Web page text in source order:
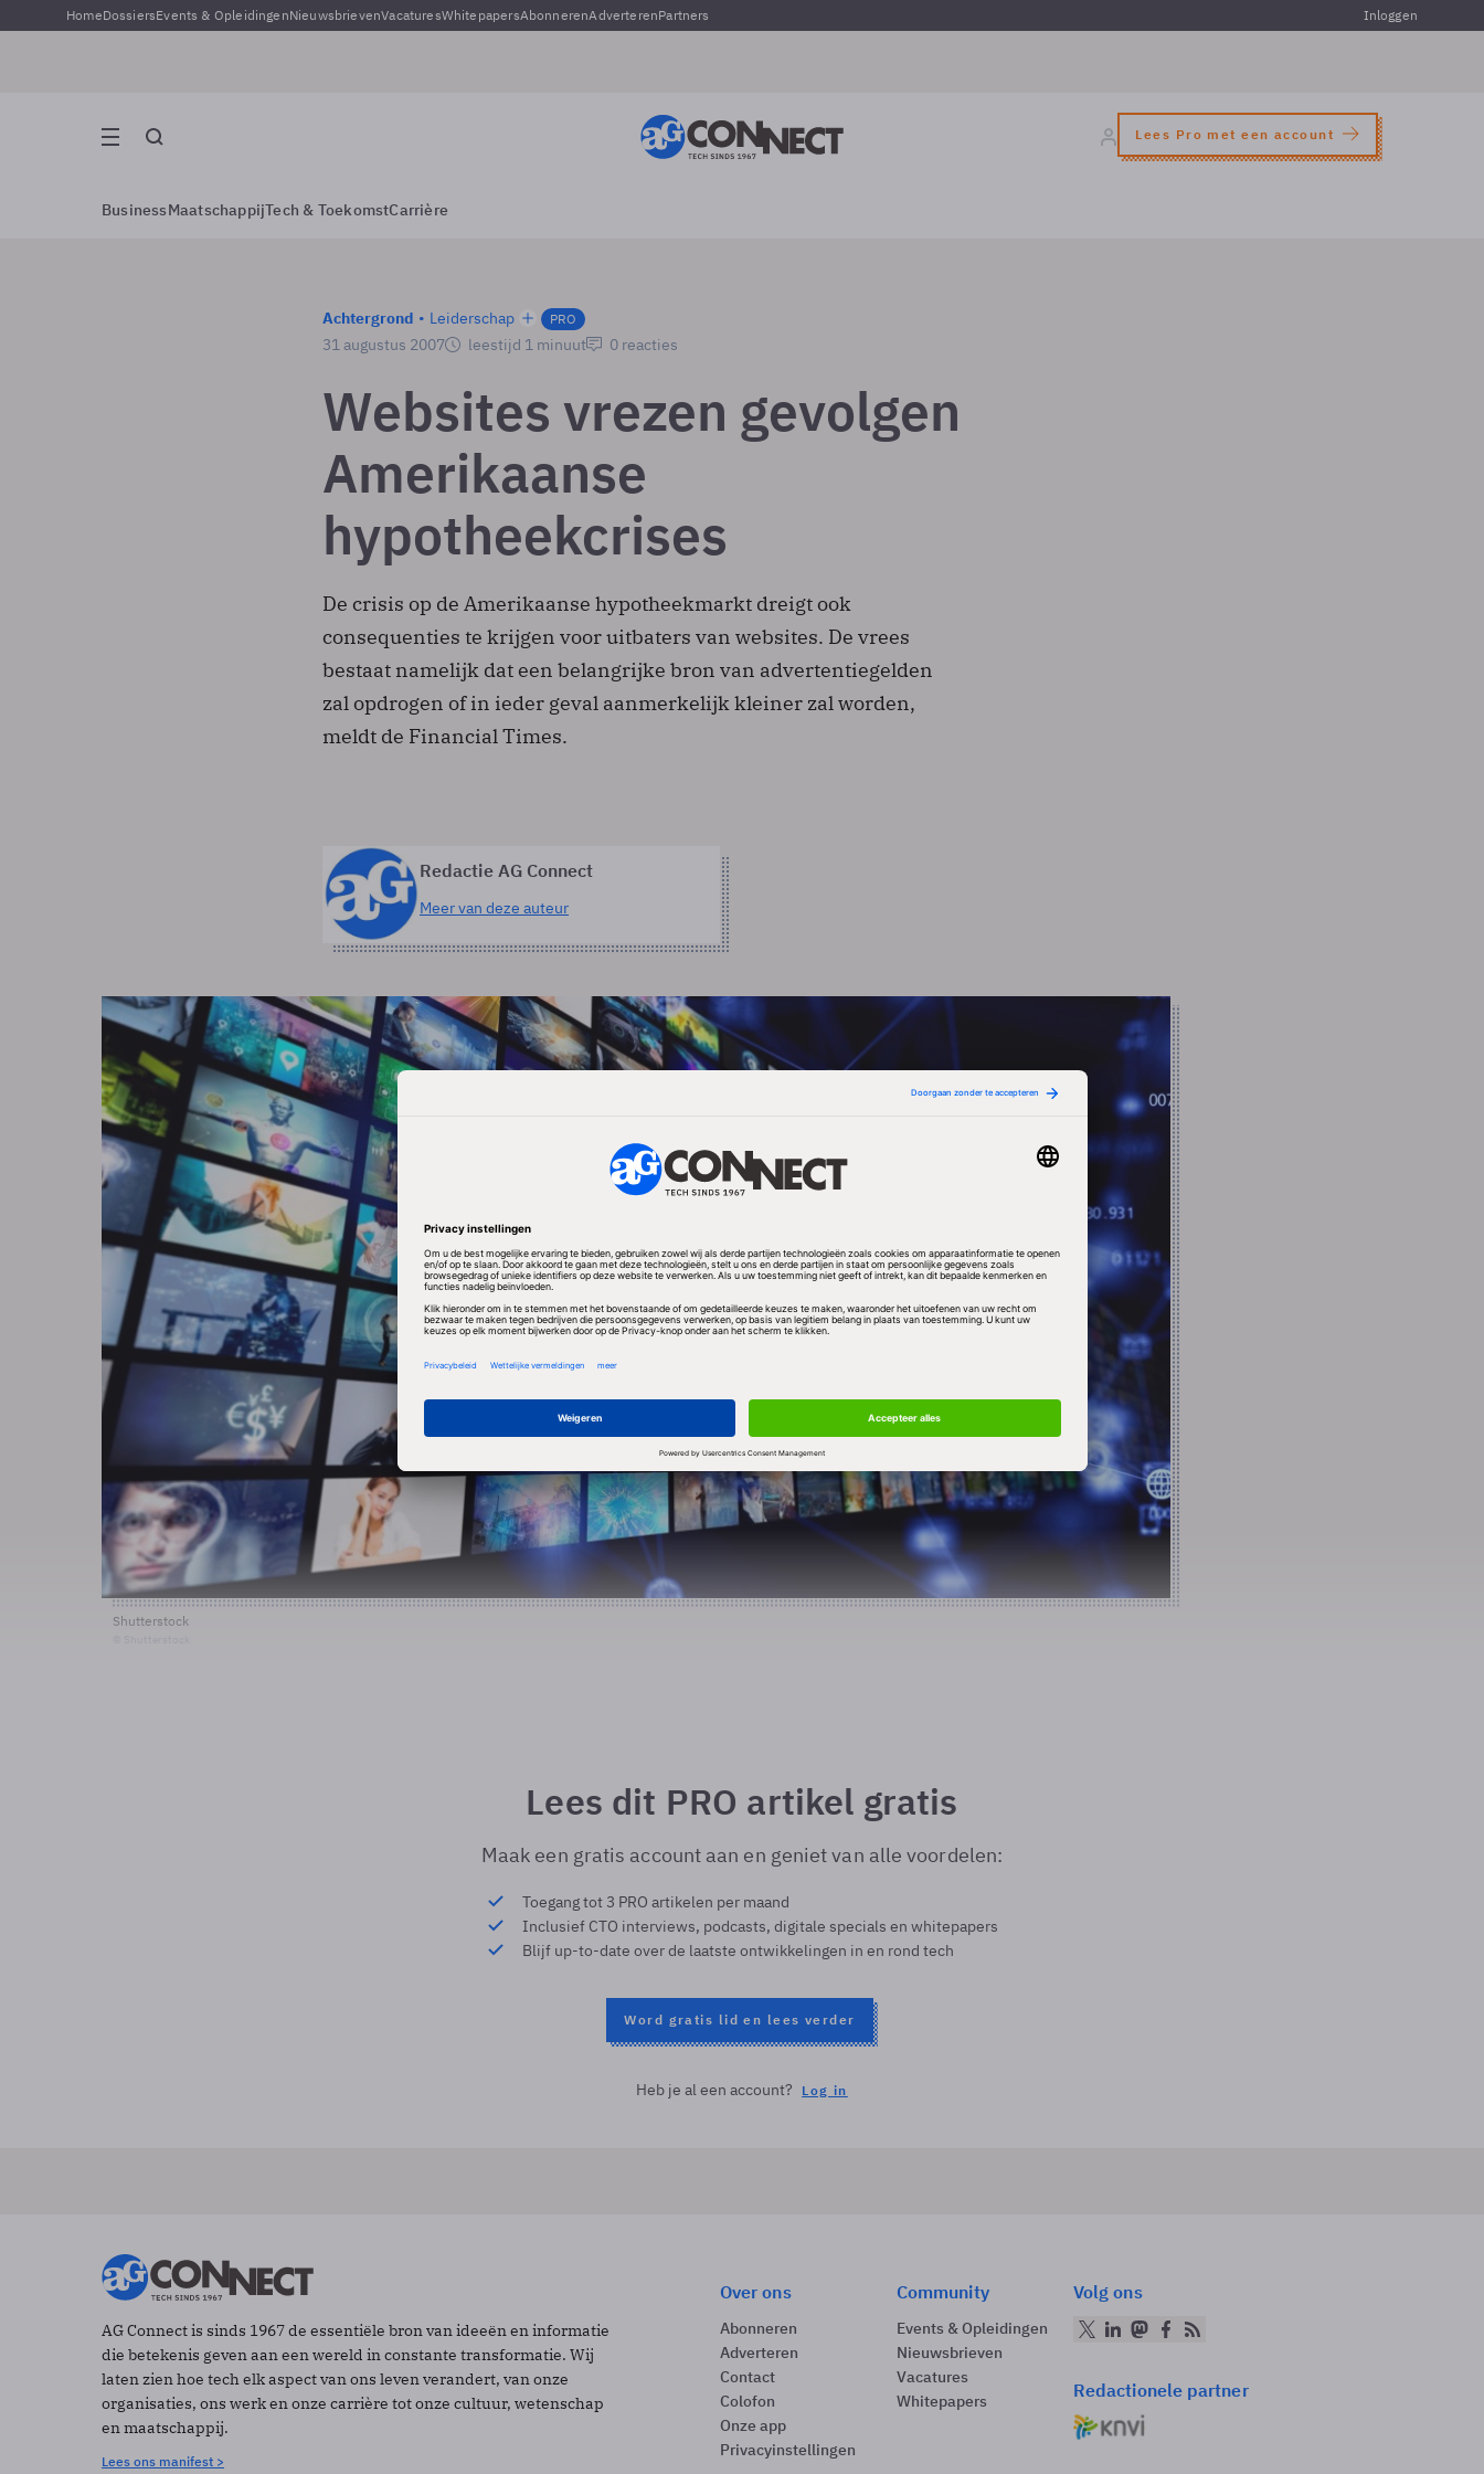
HomeDossiersEvents & OpleidingenNieuwsbrievenVacaturesWhitepapersAbonnerenAdverterenPartners Inloggen
Lees Pro met een account
BusinessMaatschappijTech & ToekomstCarrière
Achtergrond Leiderschap PRO
31 augustus 2007 leestijd 1 minuut 0 reacties
Websites vrezen gevolgen
Amerikaanse
hypotheekcrises
De crisis op de Amerikaanse hypotheekmarkt dreigt ook
consequenties te krijgen voor uitbaters van websites. De vrees
bestaat namelijk dat een belangrijke bron van advertentiegelden
zal opdrogen of in ieder geval aanmerkelijk kleiner zal worden,
meldt de Financial Times.
Redactie AG Connect
Meer van deze auteur
Shutterstock
Lees dit PRO artikel gratis
Maak een gratis account aan en geniet van alle voordelen:
Toegang tot 3 PRO artikelen per maand
Inclusief CTO interviews, podcasts, digitale specials en whitepapers
Blijf up-to-date over de laatste ontwikkelingen in en rond tech
Word gratis lid en lees verder
Heb je al een account? Log in
AG Connect is sinds 1967 de essentiële bron van ideeën en informatie
die betekenis geven aan een wereld in constante transformatie. Wij
laten zien hoe tech elk aspect van ons leven verandert, van onze
organisaties, ons werk en onze carrière tot onze cultuur, wetenschap
en maatschappij.
Lees ons manifest >
Over ons
Abonneren
Adverteren
Contact
Colofon
Onze app
Privacyinstellingen
Community
Events & Opleidingen
Nieuwsbrieven
Vacatures
Whitepapers
Volg ons
Redactionele partner